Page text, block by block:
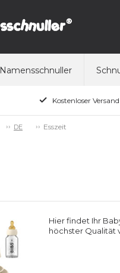
Namensschnuller
Kostenloser
DE Esszeit
Hier findet Ihr
höchster Qualität